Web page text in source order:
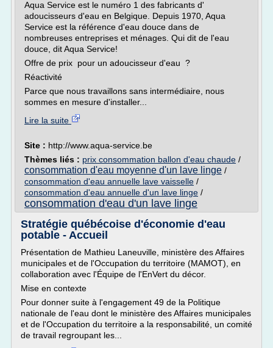
Aqua Service est le numéro 1 des fabricants d'
adoucisseurs d'eau en Belgique. Depuis 1970, Aqua
Service est la référence d'eau douce dans de
nombreuses entreprises et ménages. Qui dit de l'eau
douce, dit Aqua Service!
Offre de prix pour un adoucisseur d'eau ?
Réactivité
Parce que nous travaillons sans intermédiaire, nous
sommes en mesure d'installer...
Lire la suite
Site : http://www.aqua-service.be
Thèmes liés : prix consommation ballon d'eau chaude /
consommation d'eau moyenne d'un lave linge /
consommation d'eau annuelle lave vaisselle /
consommation d'eau annuelle d'un lave linge /
consommation d'eau d'un lave linge
Stratégie québécoise d'économie d'eau
potable - Accueil
Présentation de Mathieu Laneuville, ministère des Affaires
municipales et de l'Occupation du territoire (MAMOT), en
collaboration avec l'Équipe de l'EnVert du décor.
Mise en contexte
Pour donner suite à l'engagement 49 de la Politique
nationale de l'eau dont le ministère des Affaires municipales
et de l'Occupation du territoire a la responsabilité, un comité
de travail regroupant les...